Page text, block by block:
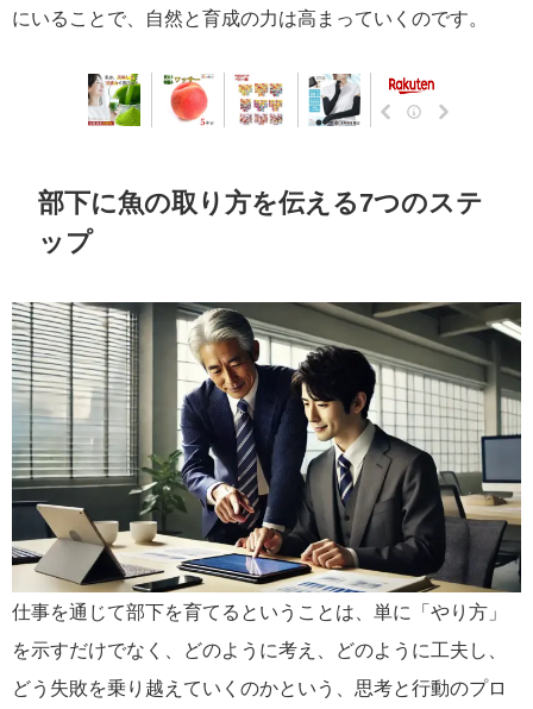
にいることで、自然と育成の力は高まっていくのです。
部下に魚の取り方を伝える7つのステ
ップ
仕事を通じて部下を育てるということは、単に「やり方」
を示すだけでなく、どのように考え、どのように工夫し、
どう失敗を乗り越えていくのかという、思考と行動のプロ